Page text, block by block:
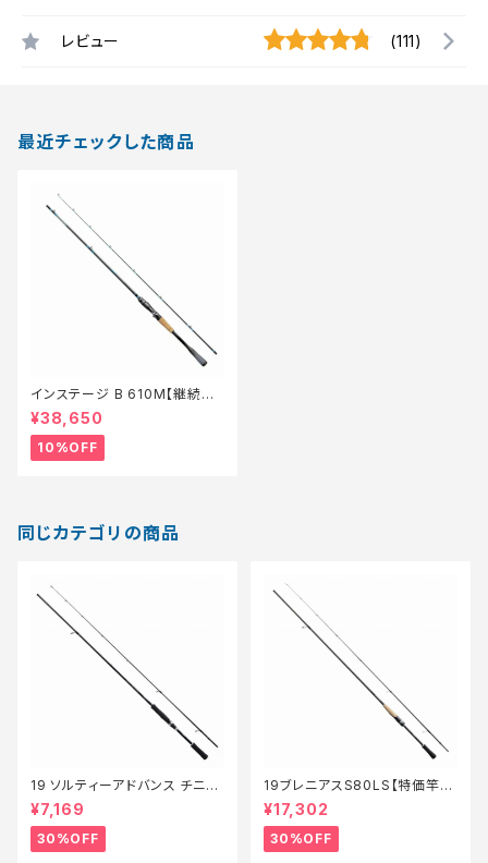
レビュー (111)
最近チェックした商品
インステージ B 610M【継続セ
ール_ロッド】【10】
¥38,650
10%OFF
同じカテゴリの商品
19 ソルティーアドバンス チニン
グS 76M【特価ロッド】【30】
¥7,169
30%OFF
19ブレニアスS80LS【特価竿】
【30】
¥17,302
30%OFF